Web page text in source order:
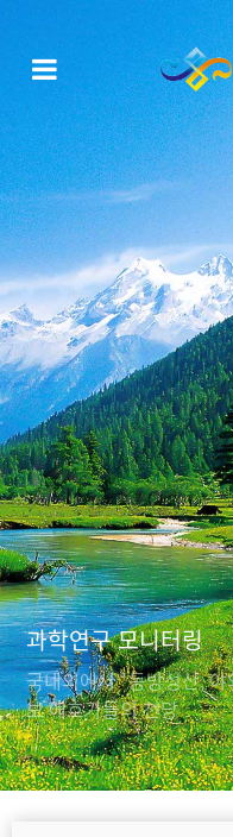
과학연구 모니터링
국내외에서 “동방성산,
보 애호가들의 천당